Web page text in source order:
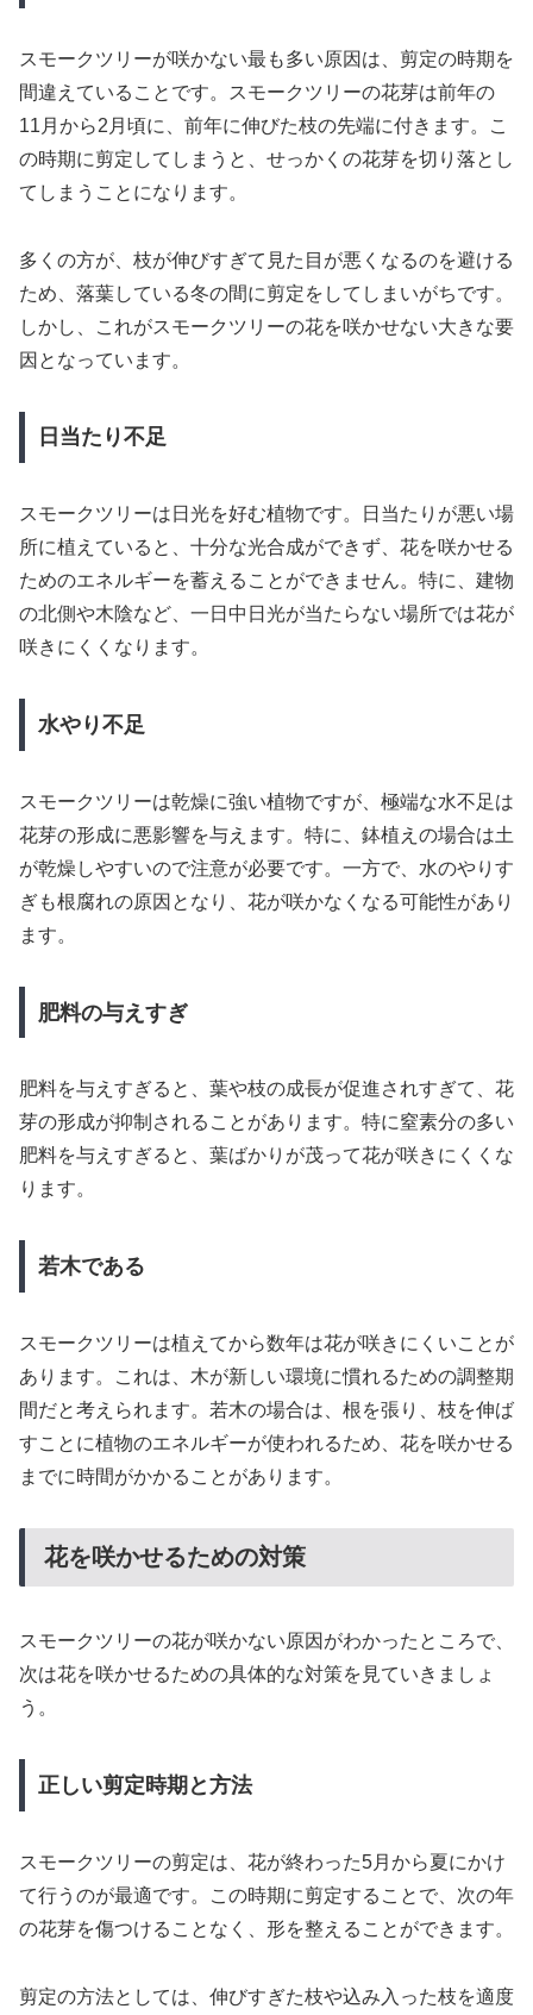
スモークツリーが咲かない最も多い原因は、剪定の時期を
間違えていることです。スモークツリーの花芽は前年の
11月から2月頃に、前年に伸びた枝の先端に付きます。こ
の時期に剪定してしまうと、せっかくの花芽を切り落とし
てしまうことになります。
多くの方が、枝が伸びすぎて見た目が悪くなるのを避ける
ため、落葉している冬の間に剪定をしてしまいがちです。
しかし、これがスモークツリーの花を咲かせない大きな要
因となっています。
日当たり不足
スモークツリーは日光を好む植物です。日当たりが悪い場
所に植えていると、十分な光合成ができず、花を咲かせる
ためのエネルギーを蓄えることができません。特に、建物
の北側や木陰など、一日中日光が当たらない場所では花が
咲きにくくなります。
水やり不足
スモークツリーは乾燥に強い植物ですが、極端な水不足は
花芽の形成に悪影響を与えます。特に、鉢植えの場合は土
が乾燥しやすいので注意が必要です。一方で、水のやりす
ぎも根腐れの原因となり、花が咲かなくなる可能性があり
ます。
肥料の与えすぎ
肥料を与えすぎると、葉や枝の成長が促進されすぎて、花
芽の形成が抑制されることがあります。特に窒素分の多い
肥料を与えすぎると、葉ばかりが茂って花が咲きにくくな
ります。
若木である
スモークツリーは植えてから数年は花が咲きにくいことが
あります。これは、木が新しい環境に慣れるための調整期
間だと考えられます。若木の場合は、根を張り、枝を伸ば
すことに植物のエネルギーが使われるため、花を咲かせる
までに時間がかかることがあります。
花を咲かせるための対策
スモークツリーの花が咲かない原因がわかったところで、
次は花を咲かせるための具体的な対策を見ていきましょ
う。
正しい剪定時期と方法
スモークツリーの剪定は、花が終わった5月から夏にかけ
て行うのが最適です。この時期に剪定することで、次の年
の花芽を傷つけることなく、形を整えることができます。
剪定の方法としては、伸びすぎた枝や込み入った枝を適度